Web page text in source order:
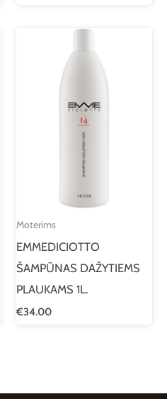
Moterims
EMMEDICIOTTO
ŠAMPŪNAS DAŽYTIEMS
PLAUKAMS 1L.
€34.00